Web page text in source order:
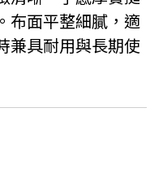
布面平整細膩，適
兼具耐用與長期使